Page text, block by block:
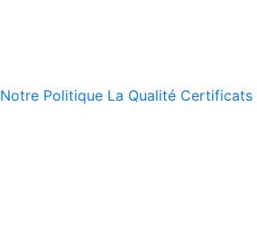
Notre Politique La Qualité Certificats